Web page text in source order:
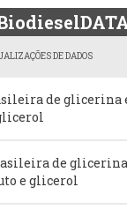
DE DADOS
de glicerina
de glicerina
e glicerol